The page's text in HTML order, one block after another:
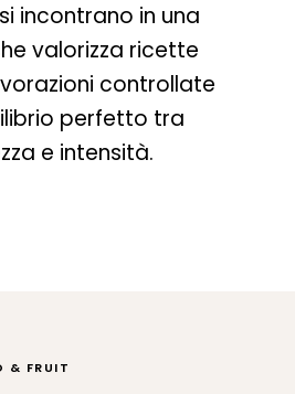
incontrano in una
valorizza ricette
controllate
perfetto tra
e intensità.
& FRUIT